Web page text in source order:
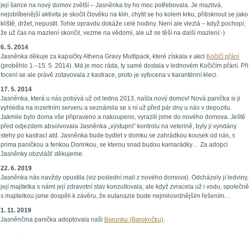
její šance na nový domov zvětší – Jasněnka by ho moc potřebovala. Je mazlivá,
nejoblíbenější aktivita je skočit člověku na klín, chytit se ho kolem krku, přitisknout se jako
klíště, držet, nepustit. Tohle opravdu dokáže celé hodiny. Není ale vlezlá – když pochopí,
že už čas na mazlení skončil, vezme na vědomí, ale už se těší na další mazlení:-)
6. 5. 2014
Jasněnka děkuje za kapsičky Athena Gravy Multipack, které získala v akci Kočičí přání
(proběhlo 1.–15. 5. 2014). Má je moc ráda, ty samé dostala v lednovém Kočičím přání. Při
focení se ale právě zotavovala z kastrace, proto je vyfocena v karanténní kleci.
17. 5. 2014
Jasněnka, která u nás pobývá už od ledna 2013, našla nový domov! Nová panička si ji
vyhlédla na inzertním serveru a seznámila se s ní už před pár dny u nás v depozitu.
Jakmile bylo doma vše připraveno a nakoupeno, vyrazili jsme do nového domova. Ještě
před odjezdem absolvovala Jasněnka „výstupní“ kontrolu na veterině, byly jí vyndány
stehy po kastraci atd. Jasněnka bude bydlet v domku se zahrádkou kousek od nás, s
prima paničkou a fenkou Dorinkou, se kterou snad budou kamarádky… Za adopci
Jasněnky obzvlášť děkujeme.
22. 6. 2019
Jasněnka nás navždy opustila (viz poslední mail z nového domova). Odcházely jí ledviny,
její majitelka s námi její zdravotní stav konzultovala, ale když zvracela už i vodu, společně
s majitelkou jsme dospěli k závěru, že eutanazie bude nejmilosrdnějším řešením…
1. 11. 2019
Jasněnčina panička adoptovala naši Barunku (Barokočku).